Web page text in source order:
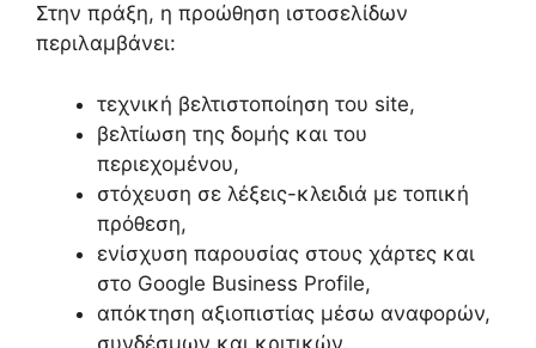
Στην πράξη, η προώθηση ιστοσελίδων
περιλαμβάνει:
τεχνική βελτιστοποίηση του site,
βελτίωση της δομής και του
περιεχομένου,
στόχευση σε λέξεις-κλειδιά με τοπική
πρόθεση,
ενίσχυση παρουσίας στους χάρτες και
στο Google Business Profile,
απόκτηση αξιοπιστίας μέσω αναφορών,
συνδέσμων και κριτικών.